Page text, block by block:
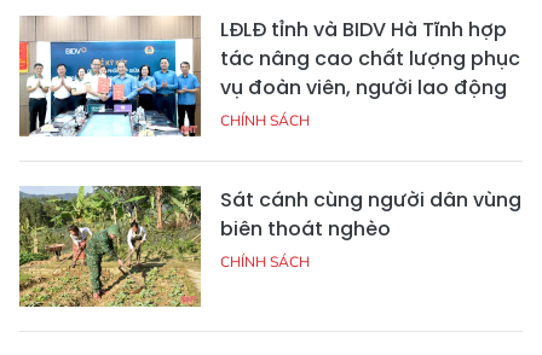
LĐLĐ tỉnh và BIDV Hà Tĩnh hợp
tác nâng cao chất lượng phục
vụ đoàn viên, người lao động
CHÍNH SÁCH
Sát cánh cùng người dân vùng
biên thoát nghèo
CHÍNH SÁCH